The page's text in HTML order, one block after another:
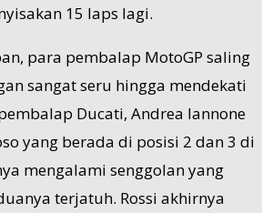
15 laps lagi.
para pembalap MotoGP saling
sangat seru hingga mendekati
Ducati, Andrea Iannone
yang berada di posisi 2 dan 3 di
mengalami senggolan yang
terjatuh. Rossi akhirnya